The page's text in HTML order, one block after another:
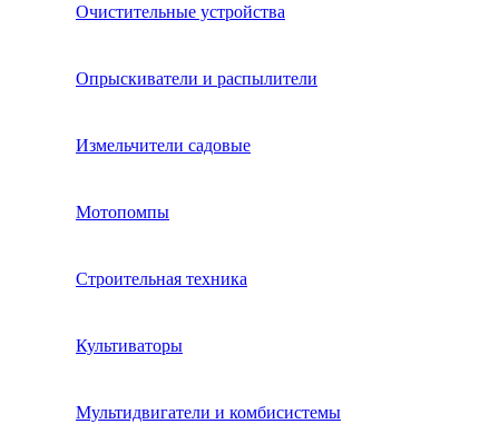
Очистительные устройства
Опрыскиватели и распылители
Измельчители садовые
Мотопомпы
Строительная техника
Культиваторы
Мультидвигатели и комбисистемы